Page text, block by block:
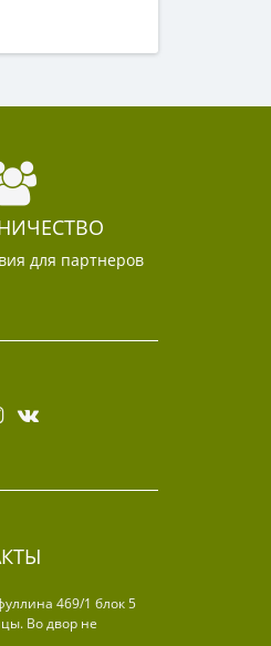
для партнеров
469/1 блок 5
Во двор не